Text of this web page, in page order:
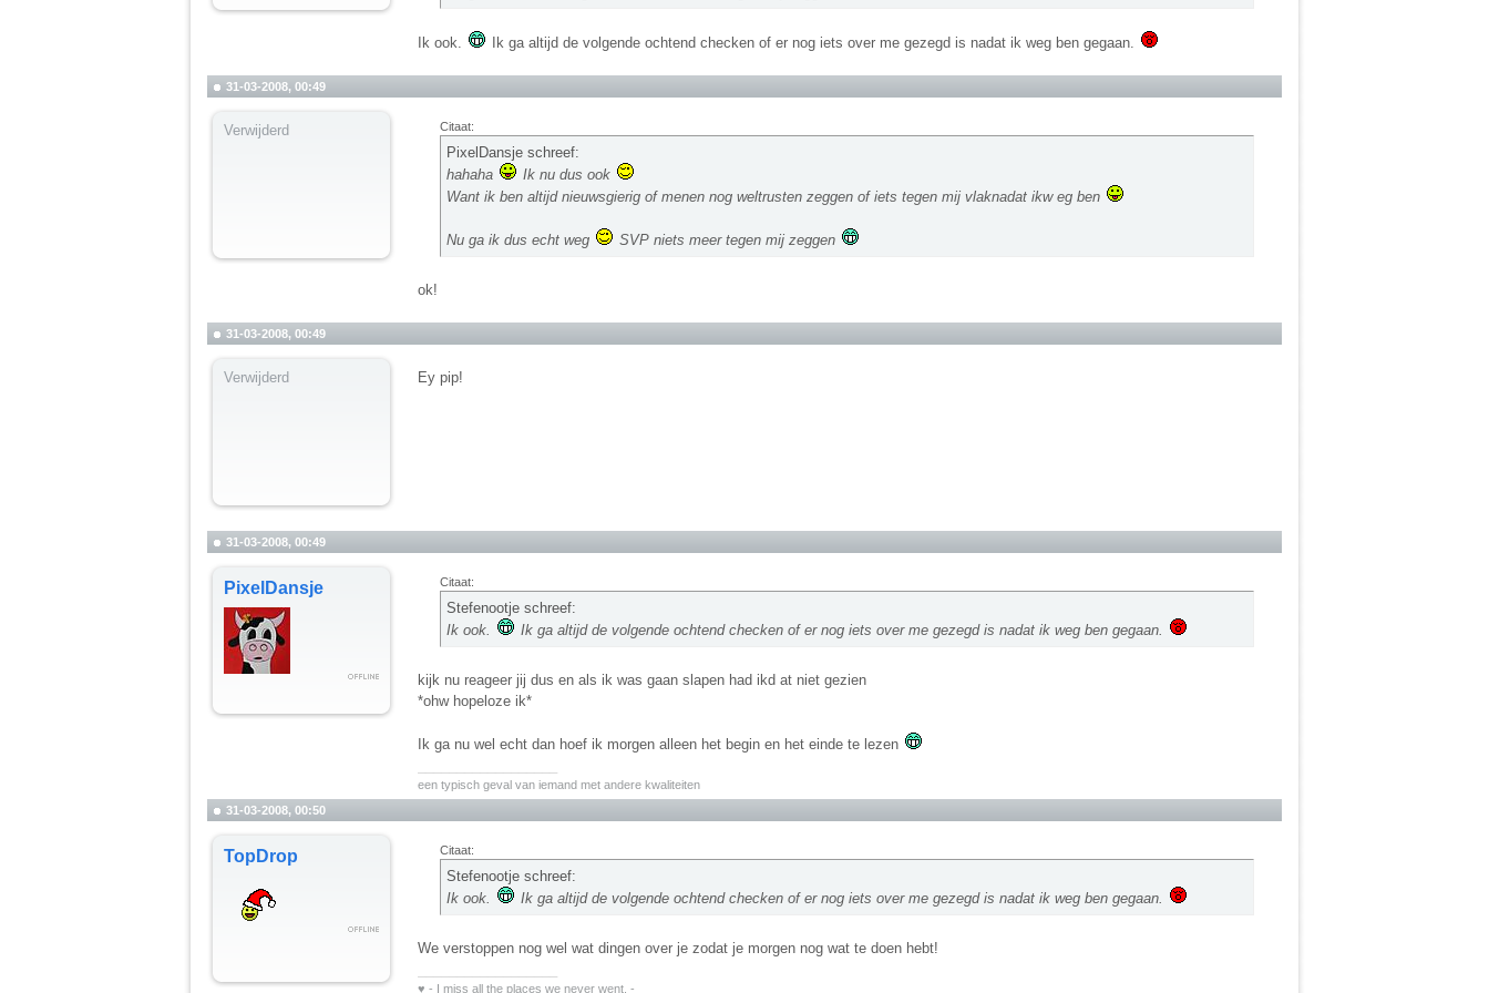
Ik ook. Ik ga altijd de volgende ochtend checken of er nog iets over me gezegd is nadat ik weg ben gegaan.
31-03-2008, 00:49
Verwijderd Citaat:
PixelDansje schreef:
hahaha
Ik nu dus ook
Want ik ben altijd nieuwsgierig of menen nog weltrusten zeggen of iets tegen mij vlaknadat ikw eg ben
Nu ga ik dus echt weg SVP niets meer tegen mij zeggen
ok!
31-03-2008, 00:49
Verwijderd Ey pip!
31-03-2008, 00:49
PixelDansje Citaat:
Stefenootje schreef:
Ik ook.
Ik ga altijd de volgende ochtend checken of er nog iets over me gezegd is nadat ik weg ben gegaan.
kijk nu reageer jij dus en als ik was gaan slapen had ikd at niet gezien
*ohw hopeloze ik*
Ik ga nu wel echt dan hoef ik morgen alleen het begin en het einde te lezen
een typisch geval van iemand met andere kwaliteiten
31-03-2008, 00:50
TopDrop Citaat:
Stefenootje schreef:
Ik ook.
Ik ga altijd de volgende ochtend checken of er nog iets over me gezegd is nadat ik weg ben gegaan.
We verstoppen nog wel wat dingen over je zodat je morgen nog wat te doen hebt!
♥ - I miss all the places we never went. -